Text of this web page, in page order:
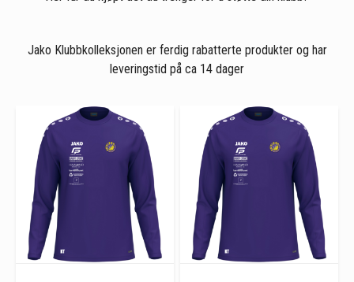
Jako Klubbkolleksjonen er ferdig rabatterte produkter og har
leveringstid på ca 14 dager